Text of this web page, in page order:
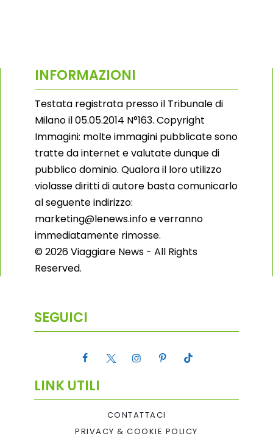
INFORMAZIONI
Testata registrata presso il Tribunale di
Milano il 05.05.2014 N°163. Copyright
Immagini: molte immagini pubblicate sono
tratte da internet e valutate dunque di
pubblico dominio. Qualora il loro utilizzo
violasse diritti di autore basta comunicarlo
al seguente indirizzo:
marketing@lenews.info e verranno
immediatamente rimosse.
© 2026 Viaggiare News - All Rights
Reserved.
SEGUICI
LINK UTILI
CONTATTACI
PRIVACY & COOKIE POLICY